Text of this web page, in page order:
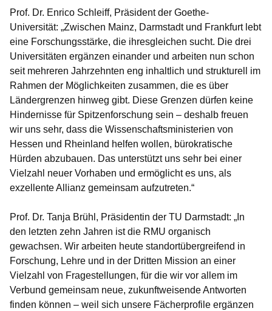
Prof. Dr. Enrico Schleiff, Präsident der Goethe-
Universität: „Zwischen Mainz, Darmstadt und Frankfurt lebt
eine Forschungsstärke, die ihresgleichen sucht. Die drei
Universitäten ergänzen einander und arbeiten nun schon
seit mehreren Jahrzehnten eng inhaltlich und strukturell im
Rahmen der Möglichkeiten zusammen, die es über
Ländergrenzen hinweg gibt. Diese Grenzen dürfen keine
Hindernisse für Spitzenforschung sein – deshalb freuen
wir uns sehr, dass die Wissenschaftsministerien von
Hessen und Rheinland helfen wollen, bürokratische
Hürden abzubauen. Das unterstützt uns sehr bei einer
Vielzahl neuer Vorhaben und ermöglicht es uns, als
exzellente Allianz gemeinsam aufzutreten.“
Prof. Dr. Tanja Brühl, Präsidentin der TU Darmstadt: „In
den letzten zehn Jahren ist die RMU organisch
gewachsen. Wir arbeiten heute standortübergreifend in
Forschung, Lehre und in der Dritten Mission an einer
Vielzahl von Fragestellungen, für die wir vor allem im
Verbund gemeinsam neue, zukunftweisende Antworten
finden können – weil sich unsere Fächerprofile ergänzen